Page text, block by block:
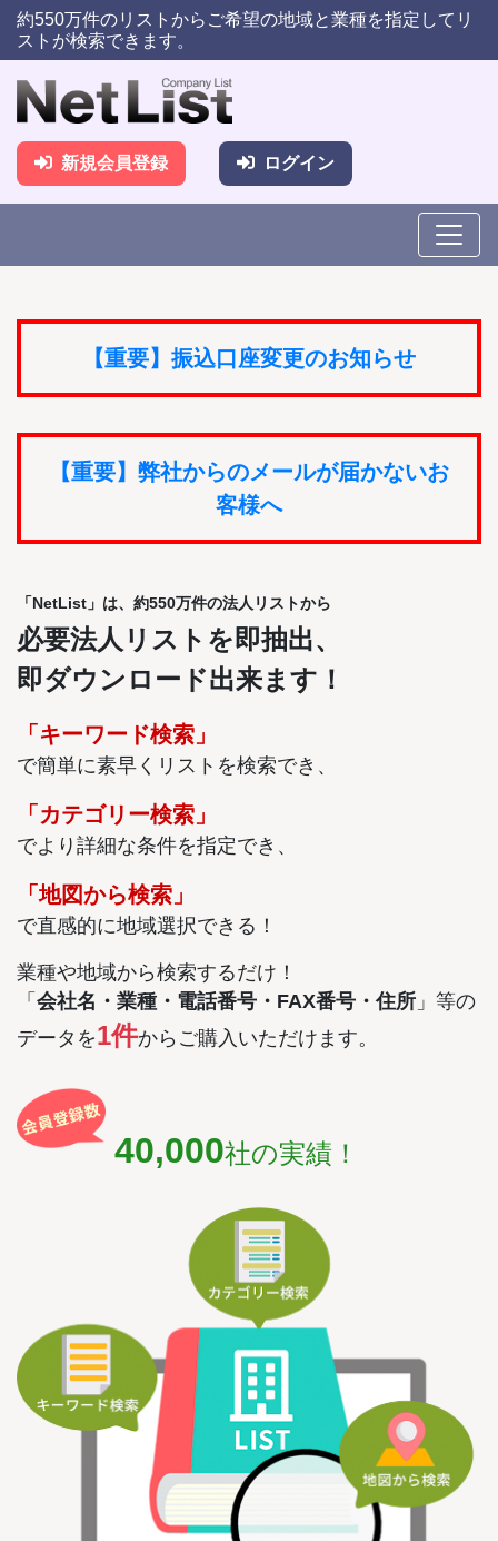
約550万件のリストからご希望の地域と業種を指定してリ
ストが検索できます。
新規会員登録 ログイン
【重要】振込口座変更のお知らせ
【重要】弊社からのメールが届かないお
客様へ
「NetList」は、約550万件の法人リストから
必要法人リストを即抽出、
即ダウンロード出来ます！
「キーワード検索」
で簡単に素早くリストを検索でき、
「カテゴリー検索」
でより詳細な条件を指定でき、
「地図から検索」
で直感的に地域選択できる！
業種や地域から検索するだけ！
「 会社名・業種・電話番号・FAX番号・住所 」等の
データを1件からご購入いただけます。
40,000社の実績！